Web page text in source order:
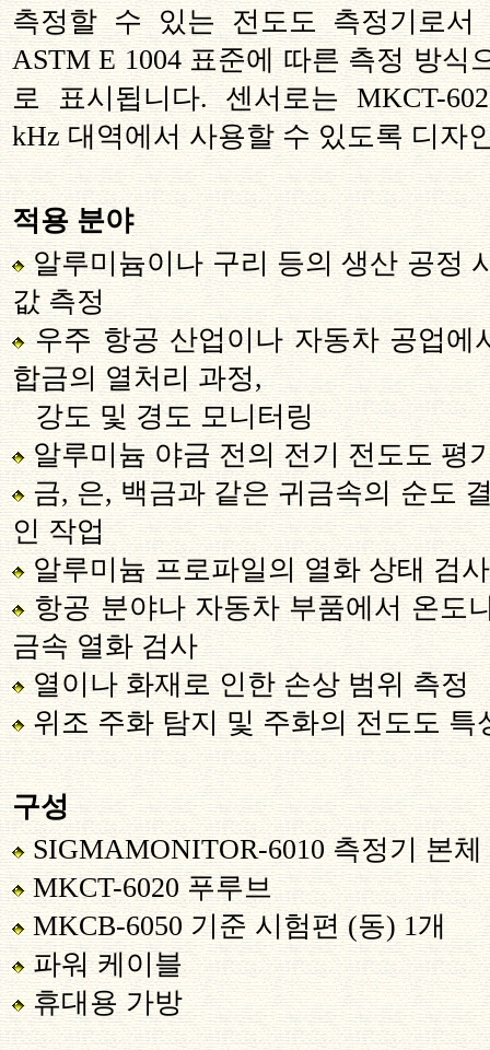
측정할 수 있는 전도도 측정기로
ASTM E 1004표준에 따른 측정 방식
로 표시됩니다.센서로는MKCT-
kHz대역에서 사용할 수 있도록 디자
적용 분야
알루미늄이나 구리 등의 생산 공정
값 측정
우주 항공 산업이나 자동차 공업에
합금의 열처리 과정,
강도 및 경도 모니터링
알루미늄 야금 전의 전기 전도도 평
금, 은, 백금과 같은 귀금속의 순도
인 작업
알루미늄 프로파일의 열화 상태 검사
항공 분야나 자동차 부품에서 온도
금속 열화 검사
열이나 화재로 인한 손상 범위 측정
위조 주화 탐지 및 주화의 전도도 특
구성
SIGMAMONITOR-6010 측정기 본체
MKCT-6020 푸루브
MKCB-6050 기준 시험편(동) 1개
파워 케이블
휴대용 가방